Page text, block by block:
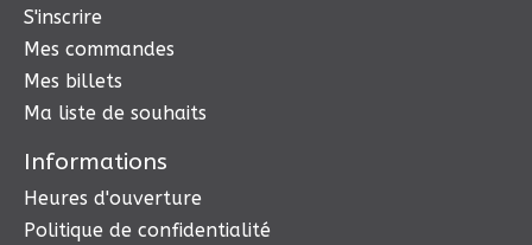
S'inscrire
Mes commandes
Mes billets
Ma liste de souhaits
Informations
Heures d'ouverture
Politique de confidentialité